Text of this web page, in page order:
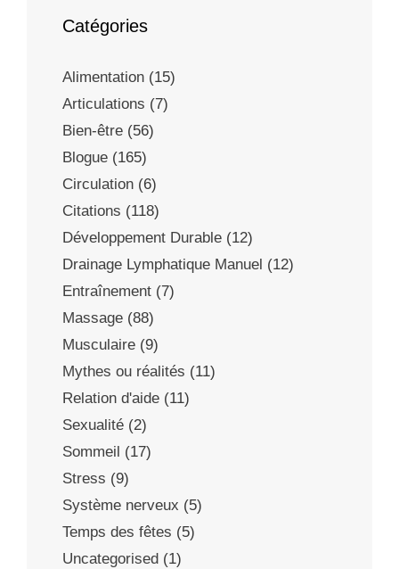
Catégories
Alimentation (15)
Articulations (7)
Bien-être (56)
Blogue (165)
Circulation (6)
Citations (118)
Développement Durable (12)
Drainage Lymphatique Manuel (12)
Entraînement (7)
Massage (88)
Musculaire (9)
Mythes ou réalités (11)
Relation d'aide (11)
Sexualité (2)
Sommeil (17)
Stress (9)
Système nerveux (5)
Temps des fêtes (5)
Uncategorised (1)